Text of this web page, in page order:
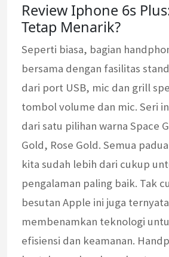
Review Iphone 6s
Tetap Menarik?
Seperti biasa, bagian
bersama dengan fasilitas
dari port USB, mic dan grill
tombol volume dan mic. Seri
dari satu pilihan warna Space
Gold, Rose Gold. Semua
kita sudah lebih dari cukup
pengalaman paling baik. Tak
besutan Apple ini juga ternyata
membenamkan teknologi
efisiensi dan keamanan.